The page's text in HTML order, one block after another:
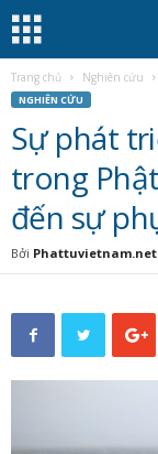
Trang chủ Nghiên cứu
NGHIÊN CỨU
Sự phát
trong
đến sự
Bởi Phattuvietnam.net